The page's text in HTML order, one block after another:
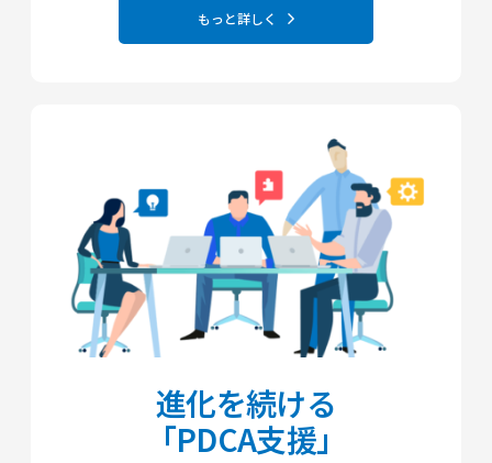
もっと詳しく
進化を続ける
「PDCA支援」